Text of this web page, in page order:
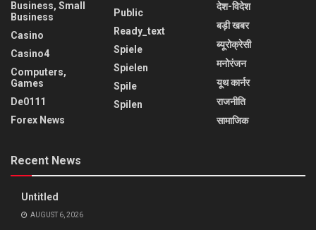
Business, Small
Business
Casino
Casino4
Computers,
Games
De0111
Forex News
Public
Ready_text
Spiele
Spielen
Spile
Spilen
देश-विदेश
बड़ी खबर
ब्यूरोक्रेसी
मनोरंजन
यूथ कार्नर
राजनीति
सामाजिक
Recent News
Untitled
AUGUST 6, 2026